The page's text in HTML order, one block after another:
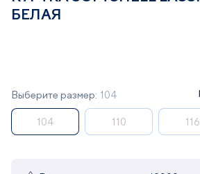
БЕЛАЯ
Выберите размер: 104
104 110 116